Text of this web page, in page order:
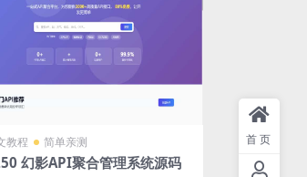
教程 简单亲测
幻影API聚合管理系统源码
首页